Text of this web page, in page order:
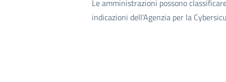
Le amministrazioni possono
indicazioni dell'Agenzia per la